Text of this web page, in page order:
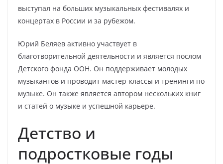
выступал на больших музыкальных фестивалях и
концертах в России и за рубежом.
Юрий Беляев активно участвует в
благотворительной деятельности и является послом
Детского фонда ООН. Он поддерживает молодых
музыкантов и проводит мастер-классы и тренинги по
музыке. Он также является автором нескольких книг
и статей о музыке и успешной карьере.
Детство и
подростковые годы